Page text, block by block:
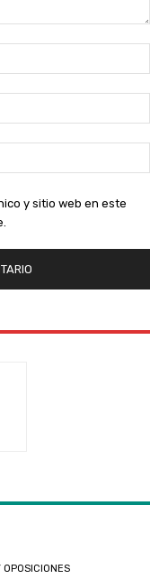
y sitio web en este
OPOSICIONES